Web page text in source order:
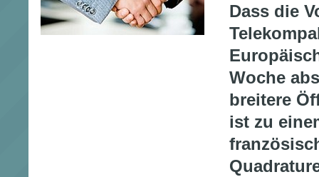
Dass die
Woche
breitere
ist zu